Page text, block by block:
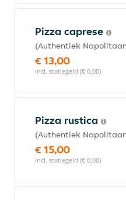
Pizza caprese
(Authentiek
€ 13,00
incl. statiegeld (€ 0,00)
Pizza rustica
(Authentiek
€ 15,00
incl. statiegeld (€ 0,00)